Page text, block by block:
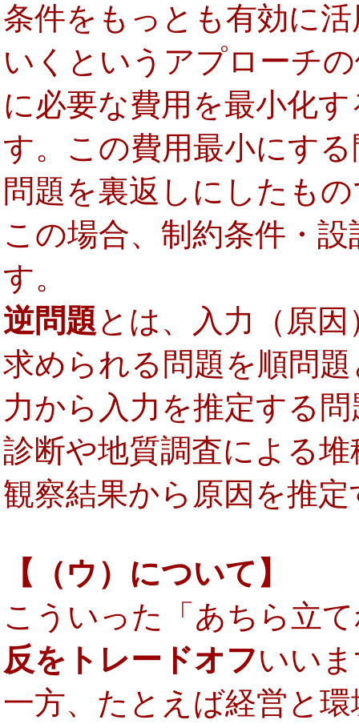
条件をもっとも有効に
いくというアプローチ
に必要な費用を最小化
す。この費用最小にす
問題を裏返しにしたも
この場合、制約条件・
す。
逆問題とは、入力（原
求められる問題を順問
力から入力を推定する
診断や地質調査による
観察結果から原因を推
【（ウ）について】
こういった「あちら立
反をトレードオフいい
一方、たとえば経営と